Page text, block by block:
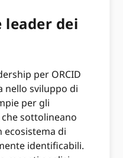
dei
per ORCID
nello sviluppo di
per gli
sottolineano
ecosistema di
identificabili.